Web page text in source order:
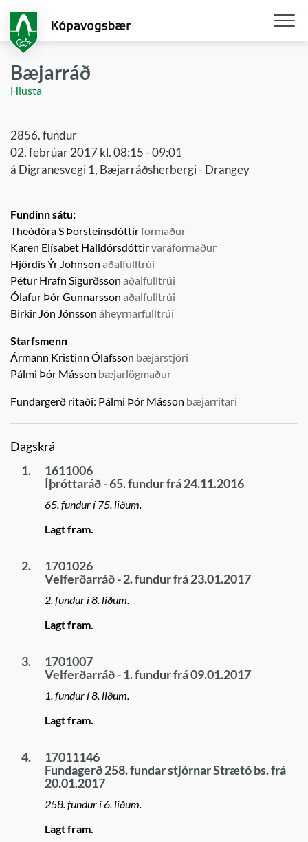
aðalefni
Bæjarráð
Hlusta
2856. fundur
02. febrúar 2017 kl. 08:15 - 09:01
á Digranesvegi 1, Bæjarráðsherbergi - Drangey
Fundinn sátu:
Theódóra S Þorsteinsdóttirformaður
Karen Elísabet Halldórsdóttirvaraformaður
Hjördís Ýr Johnson aðalfulltrúi
Pétur Hrafn Sigurðsson aðalfulltrúi
Ólafur Þór Gunnarsson aðalfulltrúi
Birkir Jón Jónsson áheyrnarfulltrúi
Starfsmenn
Ármann Kristinn Ólafsson bæjarstjóri
Pálmi Þór Másson bæjarlögmaður
Fundargerð ritaði: Pálmi Þór Másson bæjarritari
Dagskrá
1.
1611006
Íþróttaráð - 65. fundur frá 24.11.2016
65. fundur í 75. liðum.
Lagt fram.
2.
1701026
Velferðarráð - 2. fundur frá 23.01.2017
2. fundur í 8. liðum.
Lagt fram.
3.
1701007
Velferðarráð - 1. fundur frá 09.01.2017
1. fundur í 8. liðum.
Lagt fram.
4.
17011146
Fundagerð 258. fundar stjórnar Strætó bs. frá
20.01.2017
258. fundur í 6. liðum.
Lagt fram.
Opna